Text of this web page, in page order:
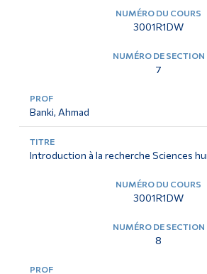
3001R1DW
7
Banki, Ahmad
Introduction à la recherche Sciences
3001R1DW
8